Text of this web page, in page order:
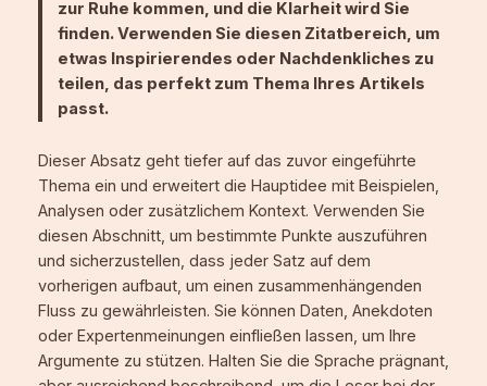
zur Ruhe kommen, und die Klarheit wird Sie
finden. Verwenden Sie diesen Zitatbereich, um
etwas Inspirierendes oder Nachdenkliches zu
teilen, das perfekt zum Thema Ihres Artikels
passt.
Dieser Absatz geht tiefer auf das zuvor eingeführte
Thema ein und erweitert die Hauptidee mit Beispielen,
Analysen oder zusätzlichem Kontext. Verwenden Sie
diesen Abschnitt, um bestimmte Punkte auszuführen
und sicherzustellen, dass jeder Satz auf dem
vorherigen aufbaut, um einen zusammenhängenden
Fluss zu gewährleisten. Sie können Daten, Anekdoten
oder Expertenmeinungen einfließen lassen, um Ihre
Argumente zu stützen. Halten Sie die Sprache prägnant,